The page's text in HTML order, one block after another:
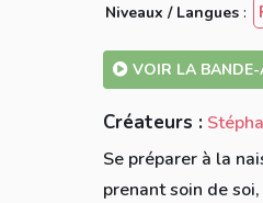
Niveaux / Langues :
VOIR LA
Créateurs :
Se préparer à la
prenant soin de